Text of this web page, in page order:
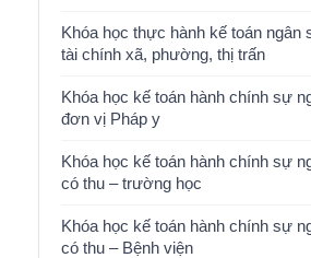
Khóa học thực hành kế toán ngân
tài chính xã, phường, thị trấn
Khóa học kế toán hành chính sự
đơn vị Pháp y
Khóa học kế toán hành chính sự
có thu – trường học
Khóa học kế toán hành chính sự
có thu – Bệnh viện